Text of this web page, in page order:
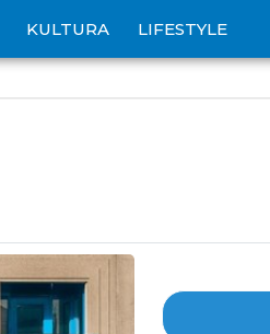
KULTURA LIFESTYLE